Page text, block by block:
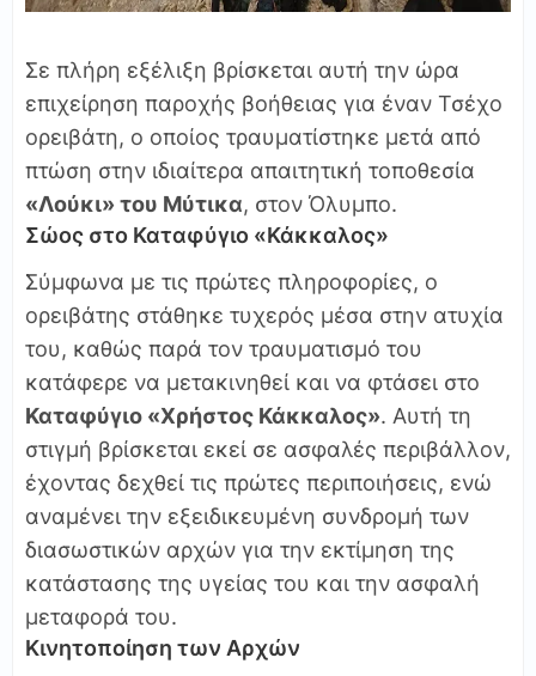
Σε πλήρη εξέλιξη βρίσκεται αυτή την ώρα
επιχείρηση παροχής βοήθειας για έναν Τσέχο
ορειβάτη, ο οποίος τραυματίστηκε μετά από
πτώση στην ιδιαίτερα απαιτητική τοποθεσία
«Λούκι» του Μύτικα, στον Όλυμπο.
Σώος στο Καταφύγιο «Κάκκαλος»
Σύμφωνα με τις πρώτες πληροφορίες, ο
ορειβάτης στάθηκε τυχερός μέσα στην ατυχία
του, καθώς παρά τον τραυματισμό του
κατάφερε να μετακινηθεί και να φτάσει στο
Καταφύγιο «Χρήστος Κάκκαλος». Αυτή τη
στιγμή βρίσκεται εκεί σε ασφαλές περιβάλλον,
έχοντας δεχθεί τις πρώτες περιποιήσεις, ενώ
αναμένει την εξειδικευμένη συνδρομή των
διασωστικών αρχών για την εκτίμηση της
κατάστασης της υγείας του και την ασφαλή
μεταφορά του.
Κινητοποίηση των Αρχών